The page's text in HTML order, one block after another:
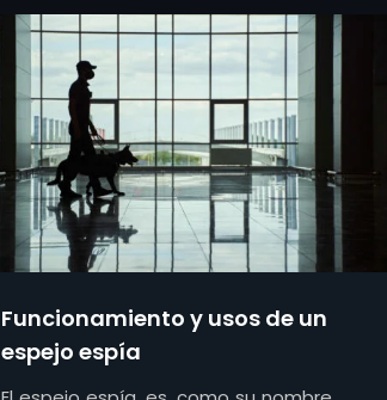
Funcionamiento y usos de un
espejo espía